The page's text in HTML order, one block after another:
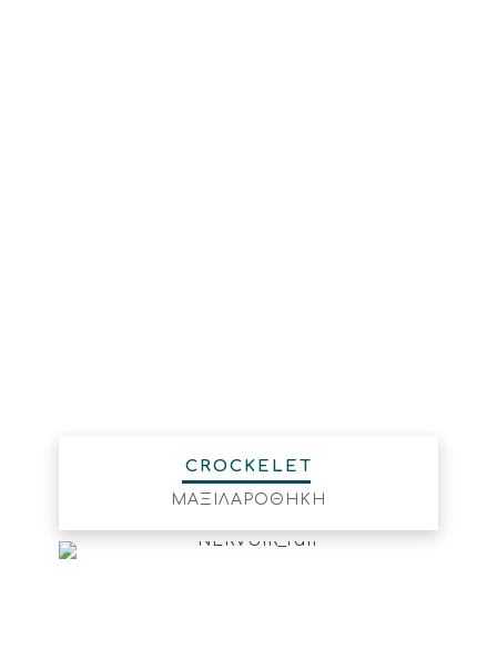
CROCKELET
ΜΑΞΙΛΑΡΟΘΗΚΗ